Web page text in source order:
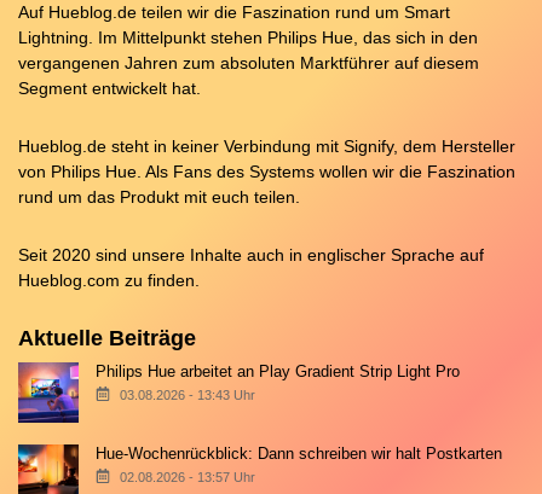
Auf Hueblog.de teilen wir die Faszination rund um Smart
Lightning. Im Mittelpunkt stehen Philips Hue, das sich in den
vergangenen Jahren zum absoluten Marktführer auf diesem
Segment entwickelt hat.
Hueblog.de steht in keiner Verbindung mit Signify, dem Hersteller
von Philips Hue. Als Fans des Systems wollen wir die Faszination
rund um das Produkt mit euch teilen.
Seit 2020 sind unsere Inhalte auch in englischer Sprache auf
Hueblog.com zu finden.
Aktuelle Beiträge
Philips Hue arbeitet an Play Gradient Strip Light Pro
03.08.2026 - 13:43 Uhr
Hue-Wochenrückblick: Dann schreiben wir halt Postkarten
02.08.2026 - 13:57 Uhr